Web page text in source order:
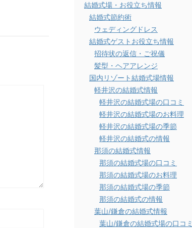
結婚式場・お役立ち情報
結婚式節約術
ウェディングドレス
結婚式ゲストお役立ち情報
招待状の返信・ご祝儀
髪型・ヘアアレンジ
国内リゾート結婚式場情報
軽井沢の結婚式情報
軽井沢の結婚式場の口コミ
軽井沢の結婚式場のお料理
軽井沢の結婚式場の季節
軽井沢の結婚式の情報
那須の結婚式情報
那須の結婚式場の口コミ
那須の結婚式場のお料理
那須の結婚式場の季節
那須の結婚式の情報
葉山/鎌倉の結婚式情報
葉山/鎌倉の結婚式場の口コミ